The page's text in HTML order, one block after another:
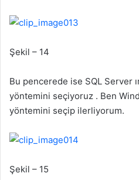
Şekil – 14
Bu pencerede ise SQL Server
yöntemini seçiyoruz . Ben
yöntemini seçip ilerliyorum.
Şekil – 15